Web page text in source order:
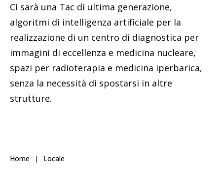
Ci sarà una Tac di ultima generazione,
algoritmi di intelligenza artificiale per la
realizzazione di un centro di diagnostica per
immagini di eccellenza e medicina nucleare,
spazi per radioterapia e medicina iperbarica,
senza la necessità di spostarsi in altre
strutture.
Home Locale